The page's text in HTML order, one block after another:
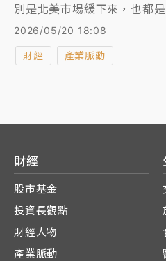
別是北美市場緩下來，也都
動車的這個激勵，看起來是
消了原來有的一些優惠，不
對於以CDMS走向海外的鴻
2026/05/20 18:08
財經 產業脈動
財經
股市基金
投資長觀點
財經人物
產業脈動